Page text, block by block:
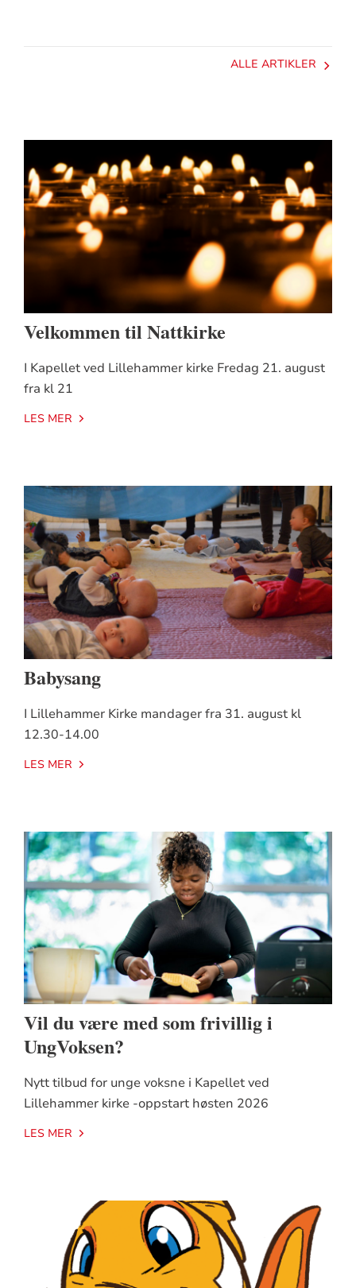
ALLE ARTIKLER
Velkommen til Nattkirke
I Kapellet ved Lillehammer kirke Fredag 21. august
fra kl 21
LES MER
Babysang
I Lillehammer Kirke mandager fra 31. august kl
12.30-14.00
LES MER
Vil du være med som frivillig i
UngVoksen?
Nytt tilbud for unge voksne i Kapellet ved
Lillehammer kirke -oppstart høsten 2026
LES MER